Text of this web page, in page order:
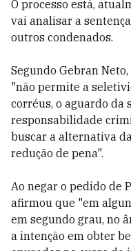
O processo está,
vai analisar a
outros condenados.
Segundo Gebran
"não permite a
corréus, o aguardo da
responsabilidade
buscar a alternativa
redução de pena".
Ao negar o pedido de
afirmou que "em
em segundo grau, no
a intenção em obter